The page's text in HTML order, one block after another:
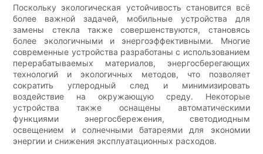
Поскольку экологическая устойчивость становится всё
более важной задачей, мобильные устройства для
замены стекла также совершенствуются, становясь
более экологичными и энергоэффективными. Многие
современные устройства разработаны с использованием
перерабатываемых материалов, энергосберегающих
технологий и экологичных методов, что позволяет
сократить углеродный след и минимизировать
воздействие на окружающую среду. Некоторые
устройства также оснащены автоматическими
функциями энергосбережения, светодиодным
освещением и солнечными батареями для экономии
энергии и снижения эксплуатационных расходов.